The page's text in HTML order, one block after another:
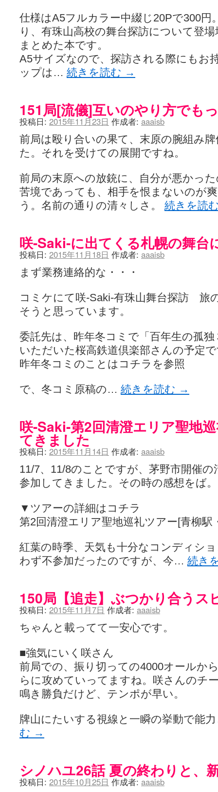
仕様はA5フルカラー中綴じ20Pで300円
り、有珠山高校の舞台探訪について登
まとめた本です。
A5サイズなので、探訪される際にもお
ップは… 続きを読む →
151局[流儀]互いのやり方でも
投稿日: 2015年11月23日 作成者: aaaisb
前局は殴り合いの果て、末原の腕組み
た。それを受けての展開ですね。
前局の末原への放銃に、自分が悪かっ
苦境であっても、相手を恨まないのが
う。名前の通りの清々しさ。 続きを読
咲-Saki-に出てくる札幌の舞台
投稿日: 2015年11月18日 作成者: aaaisb
まず業務連絡的な・・・
コミケにて咲-Saki-有珠山舞台探訪 旅
そうと思っています。
委託先は、昨年冬コミで「百年生の孤
いただいた桜高鉄道倶楽部さんの予定
昨年冬コミのことはコチラを参照
で、冬コミ原稿の… 続きを読む →
咲-Saki-第2回清澄エリア聖地
てきました
投稿日: 2015年11月14日 作成者: aaaisb
11/7、11/8のことですが、茅野市開催
参加してきました。その時の感想をば。
▼ツアーの詳細はコチラ
第2回清澄エリア聖地巡礼ツアー[青柳駅
紅葉の時季、天気も十分なコンディシ
わず不参加だったのですが、今… 続き
150局【追走】ぶつかり合うス
投稿日: 2015年11月7日 作成者: aaaisb
ちゃんと載ってて一安心です。
■強気にいく咲さん
前局での、振り切っての4000オールか
らに攻めていってますね。咲さんのチ
鳴き勝負だけど、テンポが早い。
牌山にたいする視線と一瞬の挙動で能
む →
シノハユ26話 夏の終わりと、
投稿日: 2015年10月25日 作成者: aaaisb